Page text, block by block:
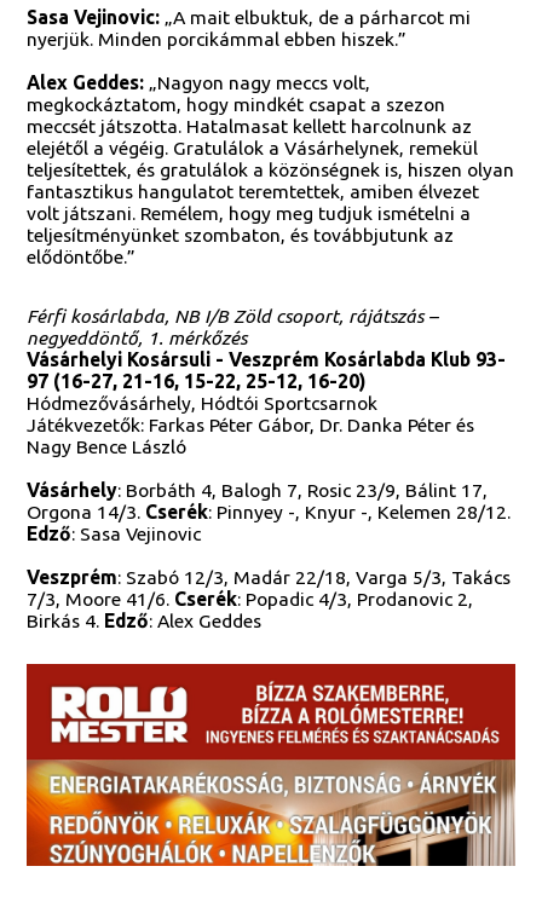
Sasa Vejinovic: „A mait elbuktuk, de a párharcot mi
nyerjük. Minden porcikámmal ebben hiszek.”
Alex Geddes: „Nagyon nagy meccs volt,
megkockáztatom, hogy mindkét csapat a szezon
meccsét játszotta. Hatalmasat kellett harcolnunk az
elejétől a végéig. Gratulálok a Vásárhelynek, remekül
teljesítettek, és gratulálok a közönségnek is, hiszen olyan
fantasztikus hangulatot teremtettek, amiben élvezet
volt játszani. Remélem, hogy meg tudjuk ismételni a
teljesítményünket szombaton, és továbbjutunk az
elődöntőbe.”
Férfi kosárlabda, NB I/B Zöld csoport, rájátszás –
negyeddöntő, 1. mérkőzés
Vásárhelyi Kosársuli - Veszprém Kosárlabda Klub 93-
97 (16-27, 21-16, 15-22, 25-12, 16-20)
Hódmezővásárhely, Hódtói Sportcsarnok
Játékvezetők: Farkas Péter Gábor, Dr. Danka Péter és
Nagy Bence László
Vásárhely: Borbáth 4, Balogh 7, Rosic 23/9, Bálint 17,
Orgona 14/3. Cserék: Pinnyey -, Knyur -, Kelemen 28/12.
Edző: Sasa Vejinovic
Veszprém: Szabó 12/3, Madár 22/18, Varga 5/3, Takács
7/3, Moore 41/6. Cserék: Popadic 4/3, Prodanovic 2,
Birkás 4. Edző: Alex Geddes